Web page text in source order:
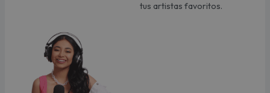
tus artistas favoritos.